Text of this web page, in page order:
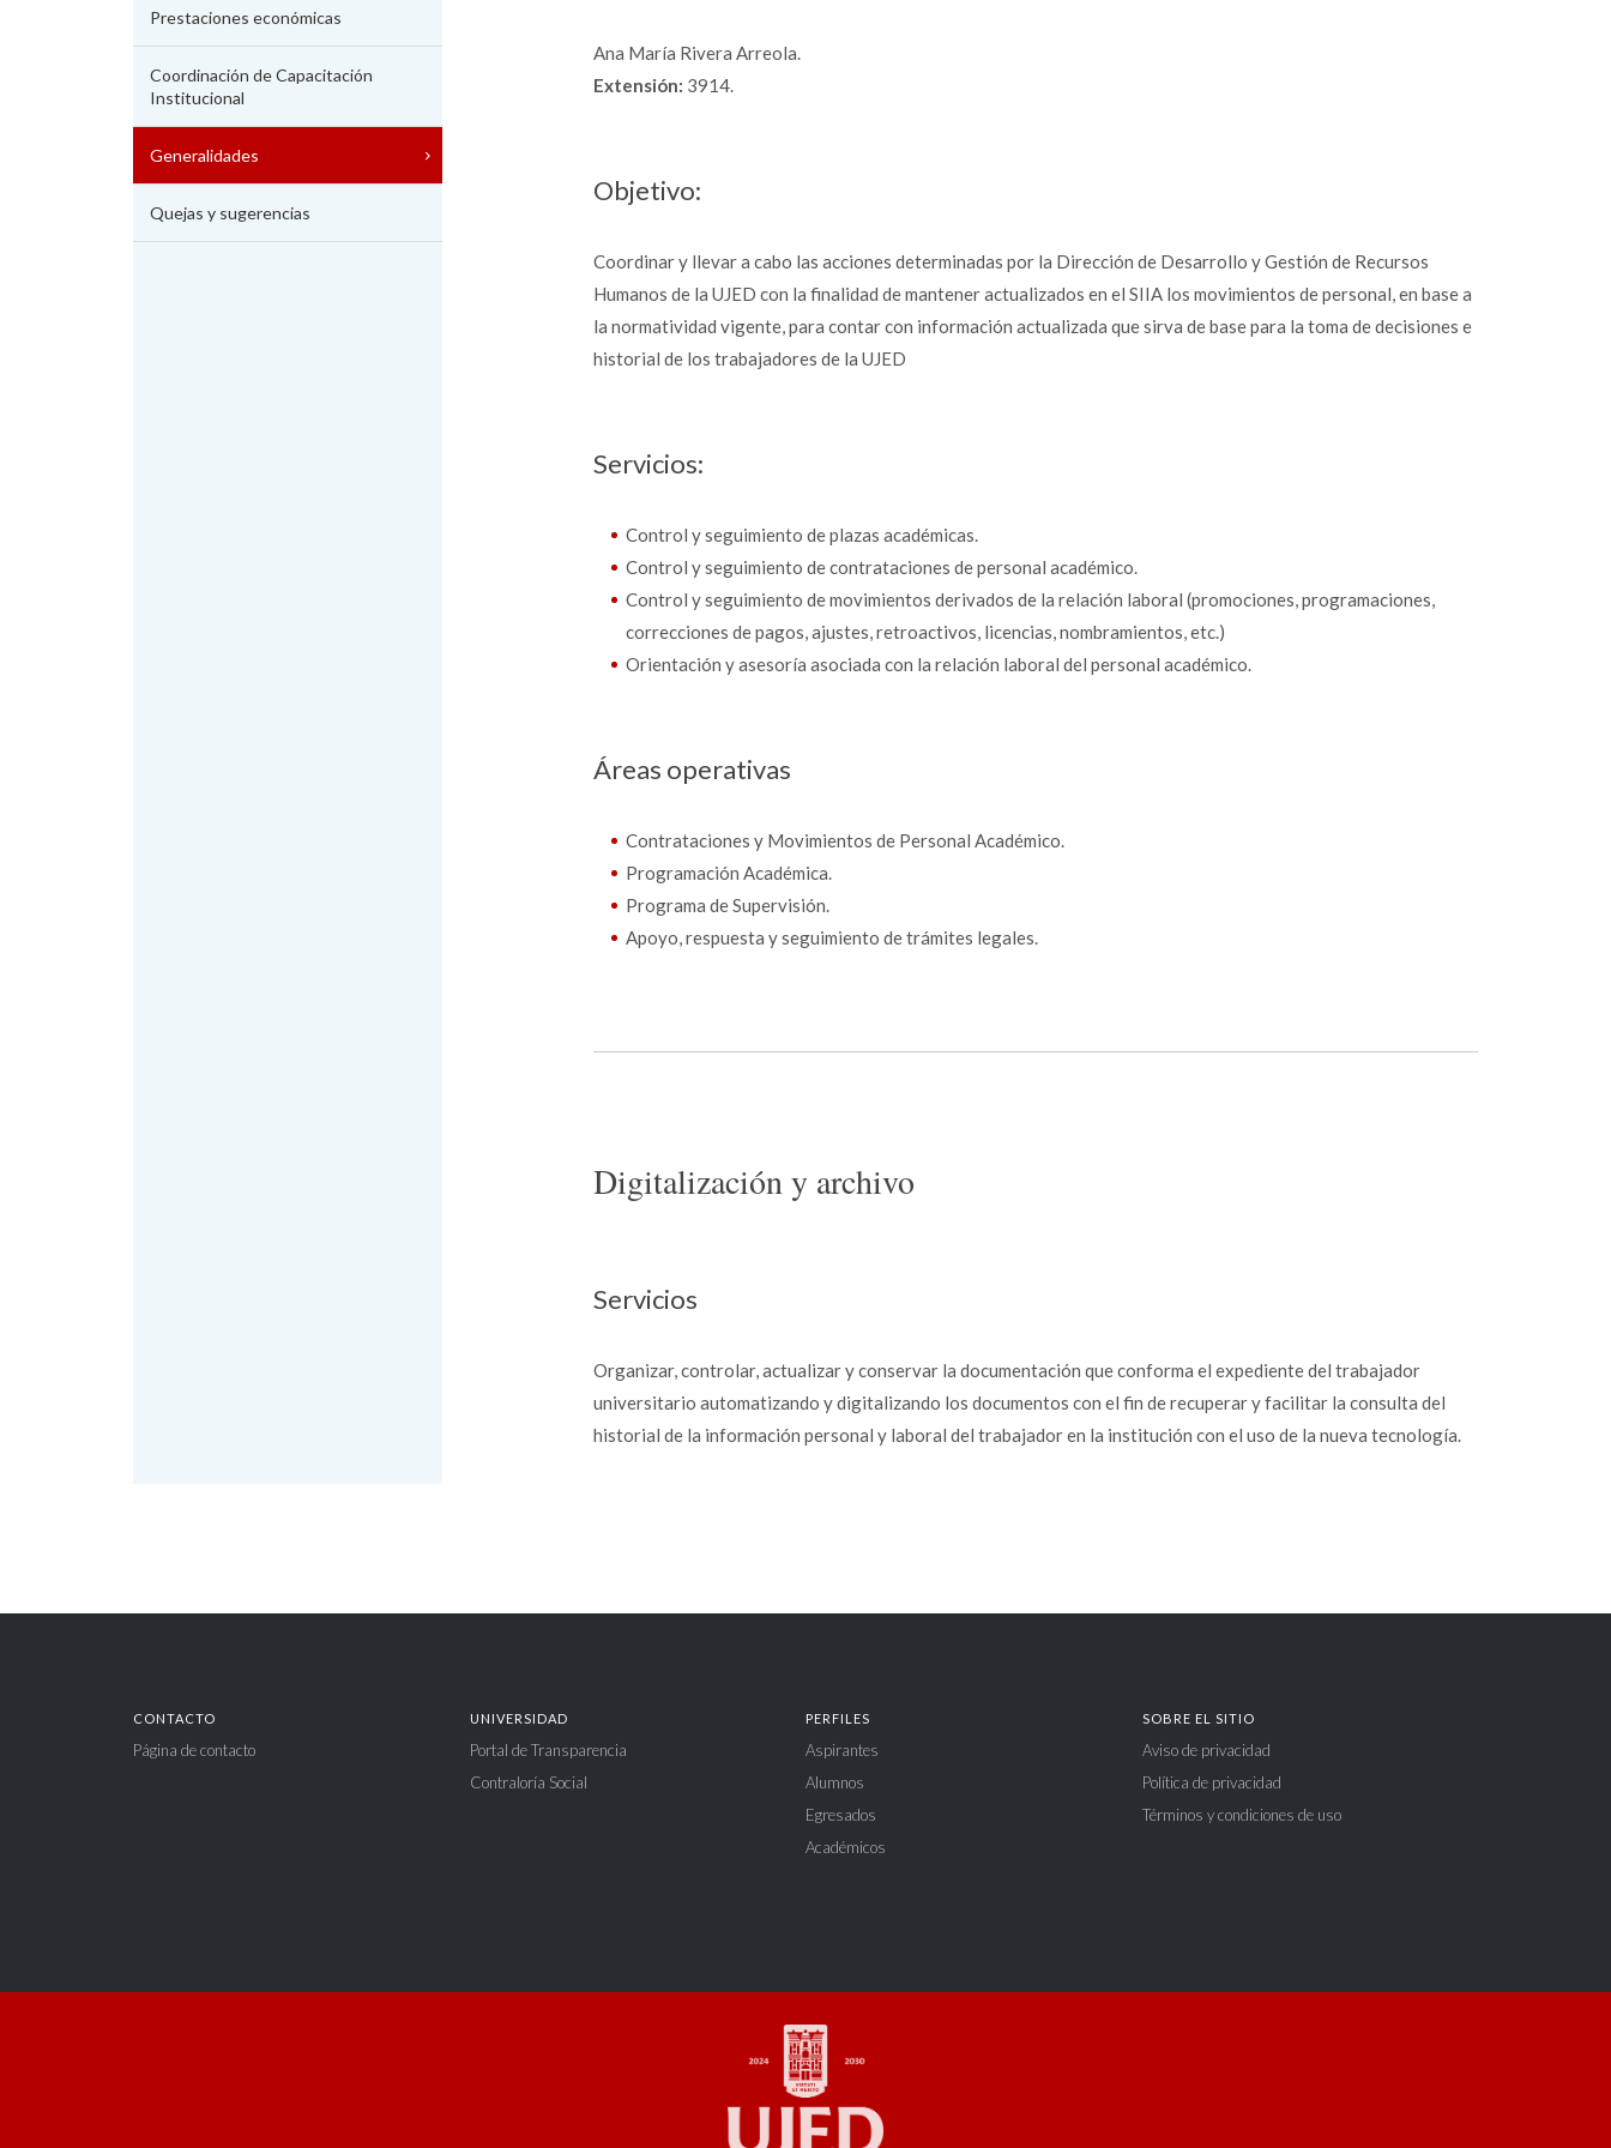
Prestaciones económicas
Coordinación de Capacitación
Institucional
Generalidades
Quejas y sugerencias
Ana María Rivera Arreola.
Extensión: 3914.
Objetivo:
Coordinar y llevar a cabo las acciones determinadas por la Dirección de Desarrollo y Gestión de Recursos
Humanos de la UJED con la finalidad de mantener actualizados en el SIIA los movimientos de personal, en base a
la normatividad vigente, para contar con información actualizada que sirva de base para la toma de decisiones e
historial de los trabajadores de la UJED
Servicios:
Control y seguimiento de plazas académicas.
Control y seguimiento de contrataciones de personal académico.
Control y seguimiento de movimientos derivados de la relación laboral (promociones, programaciones,
correcciones de pagos, ajustes, retroactivos, licencias, nombramientos, etc.)
Orientación y asesoría asociada con la relación laboral del personal académico.
Áreas operativas
Contrataciones y Movimientos de Personal Académico.
Programación Académica.
Programa de Supervisión.
Apoyo, respuesta y seguimiento de trámites legales.
Digitalización y archivo
Servicios
Organizar, controlar, actualizar y conservar la documentación que conforma el expediente del trabajador
universitario automatizando y digitalizando los documentos con el fin de recuperar y facilitar la consulta del
historial de la información personal y laboral del trabajador en la institución con el uso de la nueva tecnología.
CONTACTO
Página de contacto
UNIVERSIDAD
Portal de Transparencia
Contraloría Social
PERFILES
Aspirantes
Alumnos
Egresados
Académicos
SOBRE EL SITIO
Aviso de privacidad
Política de privacidad
Términos y condiciones de uso